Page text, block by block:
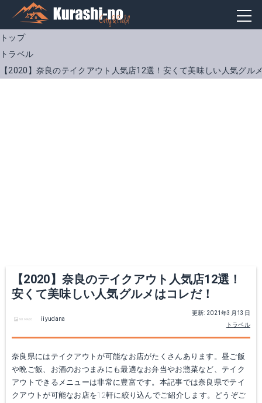
トップ
トラベル
【2020】奈良のテイクアウト人気店12選！安くて美味しい人気グル
【2020】奈良のテイクアウト人気店12選！
安くて美味しい人気グルメはコレだ！
更新: 2021年3月13日
トラベル
iiyudana
奈良県にはテイクアウトが可能なお店がたくさんあります。昼ご飯
や晩ご飯、お酒のおつまみにも最適なお弁当やお惣菜など、テイク
アウトできるメニューは非常に豊富です。本記事では奈良県でテイ
クアウトが可能なお店を12軒に絞り込んでご紹介します。どうぞご